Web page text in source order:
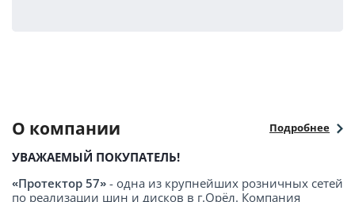
О компании Подробнее
УВАЖАЕМЫЙ ПОКУПАТЕЛЬ!
«Протектор 57» - одна из крупнейших розничных сетей
по реализации шин и дисков в г.Орёл. Компания